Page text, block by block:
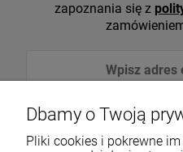
zapoznania się z
Dbamy o Twoją
Pliki cookies i pokrewne